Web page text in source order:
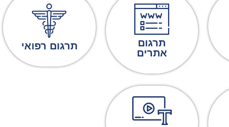
תרגום
אתרים
תרגום רפואי